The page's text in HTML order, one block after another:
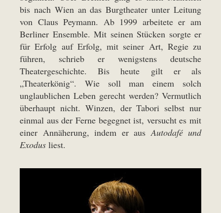
bis nach Wien an das Burgtheater unter Leitung
von Claus Peymann. Ab 1999 arbeitete er am
Berliner Ensemble. Mit seinen Stücken sorgte er
für Erfolg auf Erfolg, mit seiner Art, Regie zu
führen, schrieb er wenigstens deutsche
Theatergeschichte. Bis heute gilt er als
„Theaterkönig“. Wie soll man einem solch
unglaublichen Leben gerecht werden? Vermutlich
überhaupt nicht. Winzen, der Tabori selbst nur
einmal aus der Ferne begegnet ist, versucht es mit
einer Annäherung, indem er ausAutodafé und
Exodus liest.